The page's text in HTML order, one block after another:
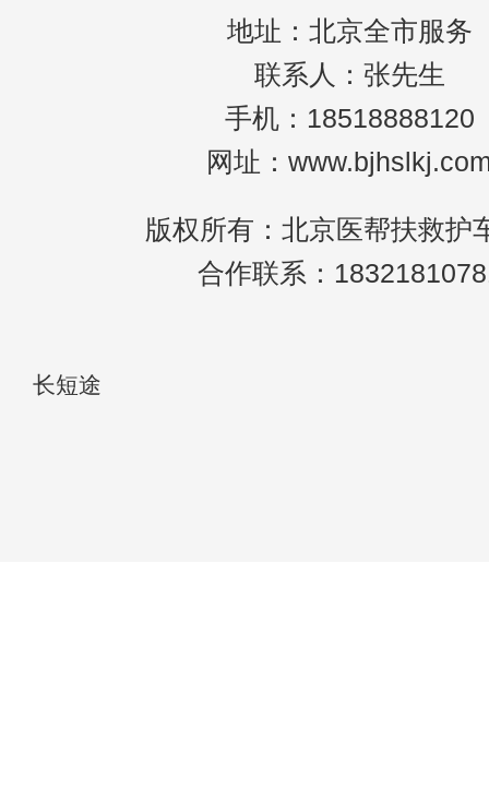
地址：北京全市服务
联系人：张先生
手机：18518888120
网址：
版权所有：北京医帮扶救护
合作联系：
长短途